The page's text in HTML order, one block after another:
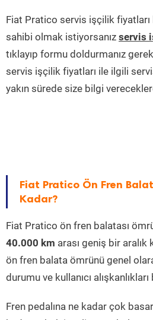
Fiat Pratico servis işçilik fiyatları
sahibi olmak istiyorsanız servis
tıklayıp formu doldurmanız
servis işçilik fiyatları ile ilgili
yakın sürede size bilgi
Fiat Pratico Ön Fren
Kadar?
Fiat Pratico ön fren balatası
40.000 km arası geniş bir aralık
ön fren balata ömrünü genel
durumu ve kullanıcı
Fren pedalına ne kadar çok